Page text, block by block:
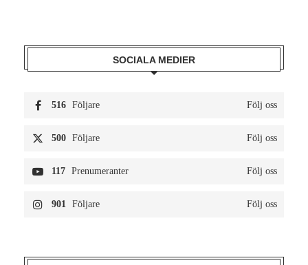
SOCIALA MEDIER
516 Följare Följ oss
500 Följare Följ oss
117 Prenumeranter Följ oss
901 Följare Följ oss